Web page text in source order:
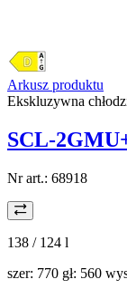
Arkusz produktu
Ekskluzywna
SCL-
Nr art.: 68918
138 / 124 l
szer: 770 gł: 560